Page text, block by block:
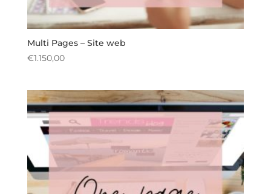
Multi Pages – Site web
€1.150,00